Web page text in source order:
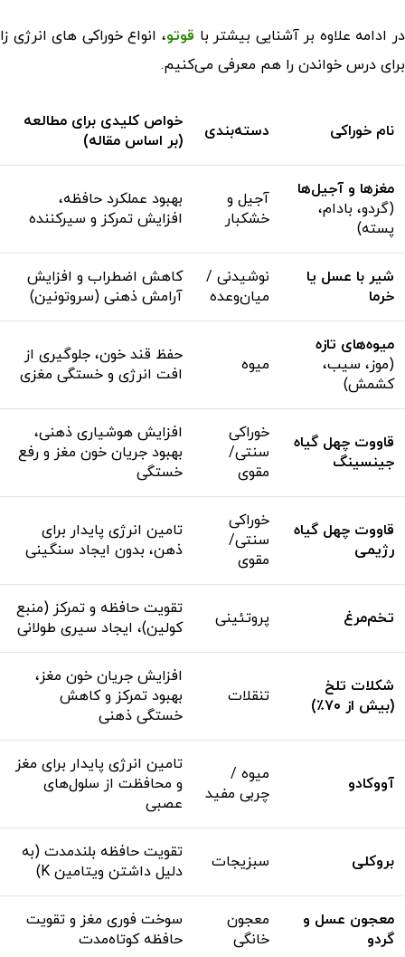
در ادامه علاوه بر آشنایی بیشتر با قوتو، انواعخوراکی های انرژی زا
برای درس خواندن را هم معرفی می‌کنیم.
نام خوراکی دسته‌بندی
خواص کلیدی برای مطالعه
(بر اساس مقاله)
مغزها و آجیل‌ها
(گردو، بادام،
پسته)
آجیل و
خشکبار
بهبود عملکرد حافظه،
افزایش تمرکز و سیرکننده
شیر با عسل یا
خرما
نوشیدنی /
میان‌وعده
کاهش اضطراب و افزایش
آرامش ذهنی (سروتونین)
میوه‌های تازه
(موز، سیب،
کشمش)
میوه
حفظ قند خون، جلوگیری از
افت انرژی و خستگی مغزی
قاووت چهل گیاه
جینسینگ
خوراکی
سنتی/
مقوی
افزایش هوشیاری ذهنی،
بهبود جریان خون مغز و رفع
خستگی
قاووت چهل گیاه
رژیمی
خوراکی
سنتی/
مقوی
تامین انرژی پایدار برای
ذهن، بدون ایجاد سنگینی
تخم‌مرغ پروتئینی
تقویت حافظه و تمرکز (منبع
کولین)، ایجاد سیری طولانی
شکلات تلخ
(بیش از ۷۰٪)
تنقلات
افزایش جریان خون مغز،
بهبود تمرکز و کاهش
خستگی ذهنی
آووکادو
میوه /
چربی مفید
تامین انرژی پایدار برای مغز
و محافظت از سلول‌های
عصبی
بروکلی سبزیجات
تقویت حافظه بلندمدت (به
دلیل داشتن ویتامین K)
معجون عسل و
گردو
معجون
خانگی
سوخت فوری مغز و تقویت
حافظه کوتاه‌مدت